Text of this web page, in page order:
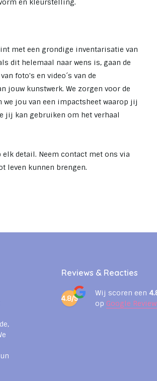
en kleurstelling.
met een grondige inventarisatie van
dit helemaal naar wens is, gaan de
foto's en video´s van de
kunstwerk. We zorgen voor de
jou van een impactsheet waarop jij
jij kan gebruiken om het verhaal
detail. Neem contact met ons via
leven kunnen brengen.
Reviews & Reacties
4.8/5
Wij scoren een
op Google